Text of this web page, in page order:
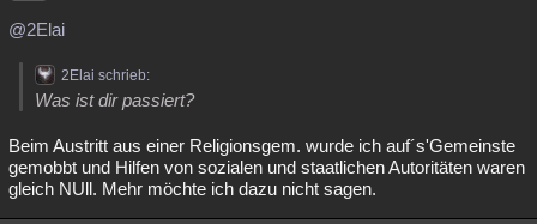
@2Elai
2Elai schrieb:
Was ist dir passiert?
Beim Austritt aus einer Religionsgem. wurde ich auf´s'Gemeinste
gemobbt und Hilfen von sozialen und staatlichen Autoritäten waren
gleich NUll. Mehr möchte ich dazu nicht sagen.